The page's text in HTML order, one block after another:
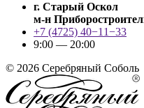
г. Старый Оскол
м-н
+7 (4725) 40−11−33
9:00 — 20:00
© 2026 Серебряный Соболь